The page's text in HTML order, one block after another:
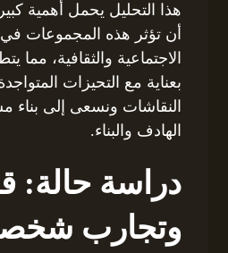
هذا التحليل يحمل أهمية
أن تؤثر هذه المجموعات
الاجتماعية والثقافية، مما
بعناية مع التحيزات
النقاشات ونسعى إلى بناء
الهادف والبناء.
دراسة
وتجارب